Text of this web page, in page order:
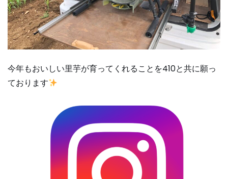
今年もおいしい里芋が育ってくれることを410と共に願っ
ております